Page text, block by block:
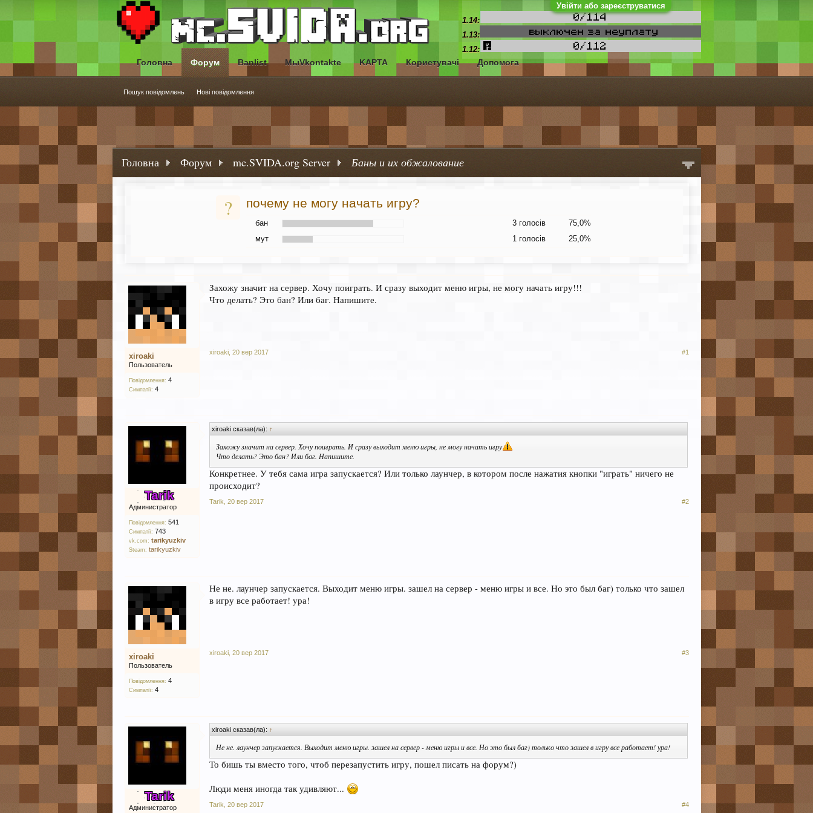
Увійти або зареєструватися
Головна Форум mc.SVIDA.org Server Баны и их обжалование
? почему не могу начать игру?
бан 3 голосів
75,0%
мут
1 голосів 25,0%
xiroaki
Пользователь
Повідомлення: 4
Симпатії: 4
Захожу значит на сервер. Хочу поиграть. И сразу выходит меню игры, не могу начать игру!!!
Что делать? Это бан? Или баг. Напишите.
xiroaki, 20 вер 2017 #1
Tarik
Администратор
Повідомлення: 541
Симпатії: 743
vk.com: tarikyuzkiv
Steam: tarikyuzkiv
xiroaki сказав(ла): ↑
Захожу значит на сервер. Хочу поиграть. И сразу выходит меню игры, не могу начать игру
Что делать? Это бан? Или баг. Напишите.
Конкретнее. У тебя сама игра запускается? Или только лаунчер, в котором после нажатия кнопки "играть" ничего не
происходит?
Tarik 20 вер 2017 #2
xiroaki
Пользователь
Повідомлення: 4
Симпатії: 4
Не не. лаунчер запускается. Выходит меню игры. зашел на сервер - меню игры и все. Но это был баг) только что зашел
в игру все работает! ура!
xiroaki, 20 вер 2017 #3
Tarik
Администратор
xiroaki сказав(ла): ↑
Не не. лаунчер запускается. Выходит меню игры. зашел на сервер - меню игры и все. Но это был баг) только что зашел в игру все работает! ура!
То бишь ты вместо того, чтоб перезапустить игру, пошел писать на форум?)
Люди меня иногда так удивляют...
Tarik 20 вер 2017 #4
1.14:
1.13:
1.12:
Головна Форум
Пошук повідомлень Нові повідомлення
Banlist МыVkontakte KAPTA Користувачі Допомога